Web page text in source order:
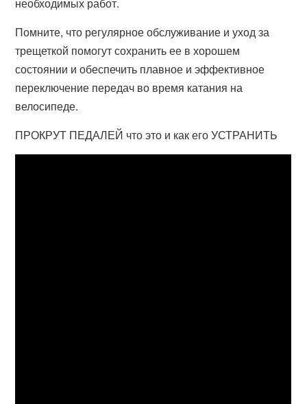
Помните, что регулярное обслуживание и уход за
трещеткой помогут сохранить ее в хорошем
состоянии и обеспечить плавное и эффективное
переключение передач во время катания на
велосипеде.
ПРОКРУТ ПЕДАЛЕЙ что это и как его УСТРАНИТЬ